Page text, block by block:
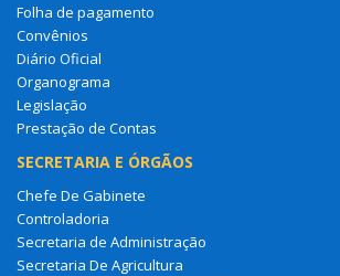
Folha de pagamento
Convênios
Diário Oficial
Organograma
Legislação
Prestação de Contas
SECRETARIA E ÓRGÃOS
Chefe De Gabinete
Controladoria
Secretaria de Administração
Secretaria De Agricultura